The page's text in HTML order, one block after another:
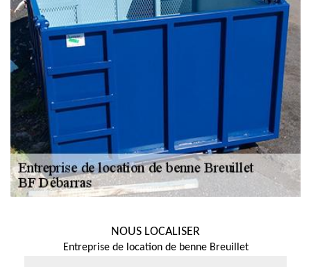
NOUS LOCALISER
Entreprise de location de benne Breuillet